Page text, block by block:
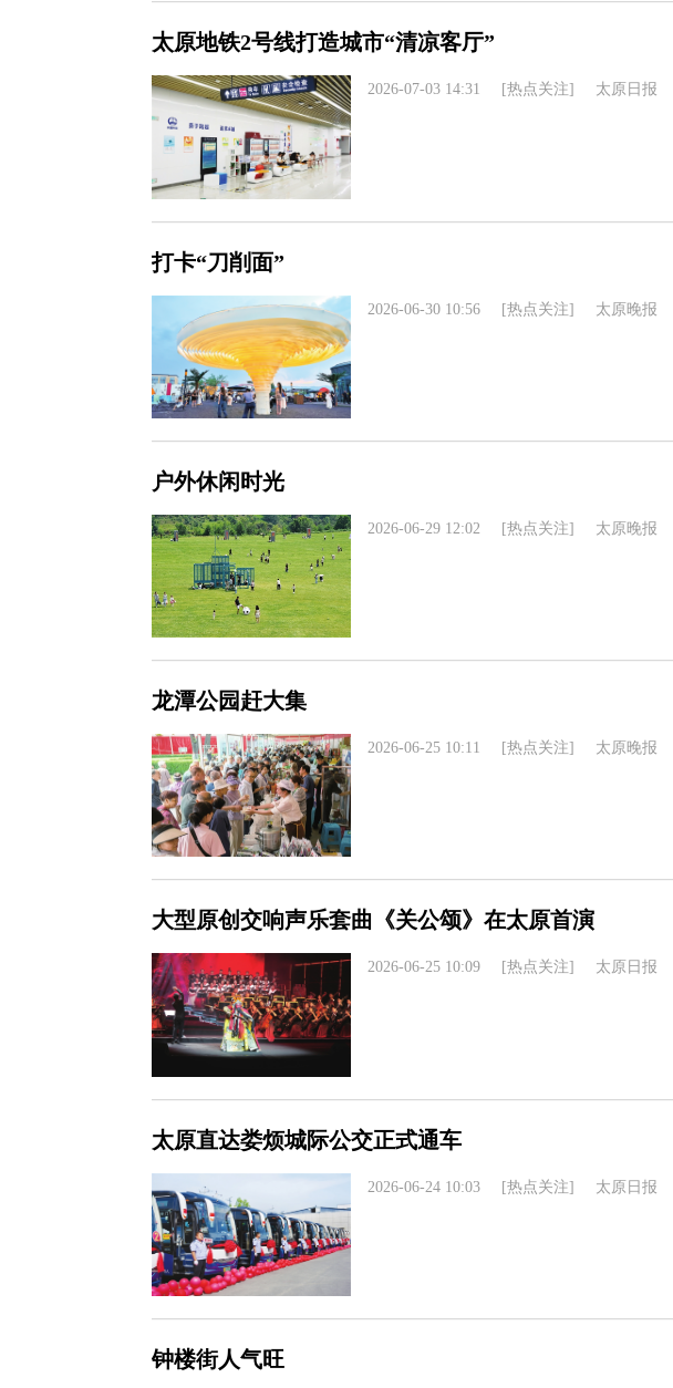
太原地铁2号线打造城市“清凉客厅”
2026-07-03 14:31 [热点关注] 太原日报
打卡“刀削面”
2026-06-30 10:56 [热点关注] 太原晚报
户外休闲时光
2026-06-29 12:02 [热点关注] 太原晚报
龙潭公园赶大集
2026-06-25 10:11 [热点关注] 太原晚报
大型原创交响声乐套曲《关公颂》在太原首演
2026-06-25 10:09 [热点关注] 太原日报
太原直达娄烦城际公交正式通车
2026-06-24 10:03 [热点关注] 太原日报
钟楼街人气旺